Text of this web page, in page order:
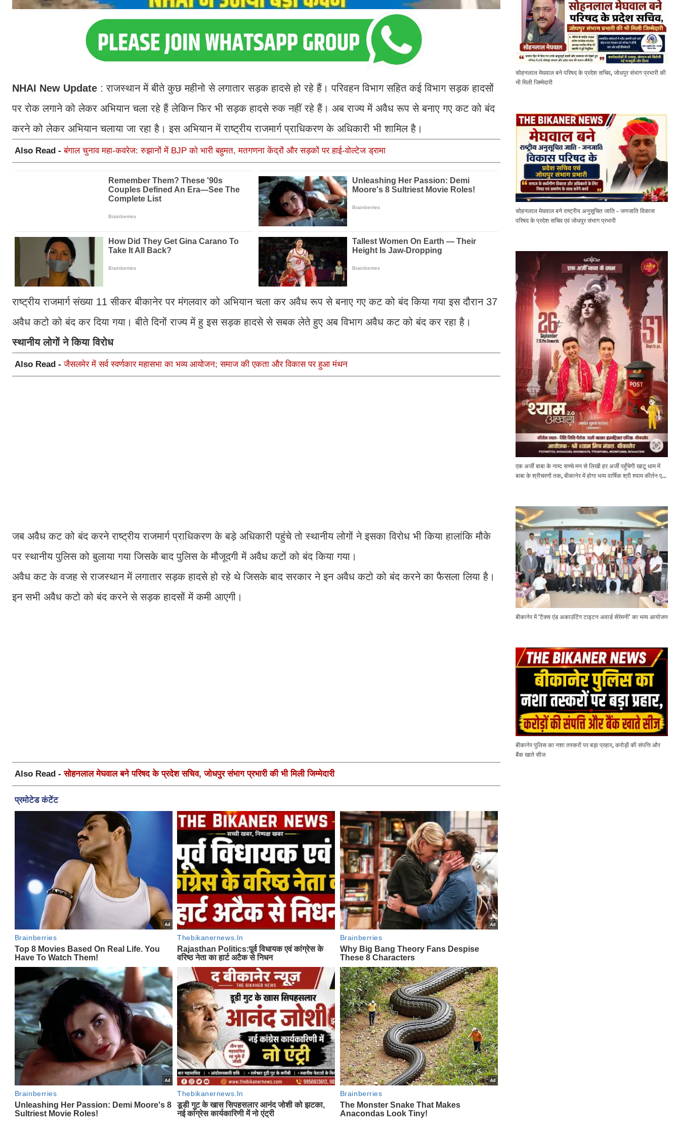
NHAI New Update : राजस्थान में बीते कुछ महीनो से लगातार सड़क हादसे हो रहे हैं। परिवहन विभाग सहित कई विभाग सड़क हादसों
पर रोक लगाने को लेकर अभियान चला रहे हैं लेकिन फिर भी सड़क हादसे रुक नहीं रहे हैं। अब राज्य में अवैध रूप से बनाए गए कट को बंद
करने को लेकर अभियान चलाया जा रहा है। इस अभियान में राष्ट्रीय राजमार्ग प्राधिकरण के अधिकारी भी शामिल है।
Also Read -बंगाल चुनाव महा-कवरेज: रुझानों में BJP को भारी बहुमत, मतगणना केंद्रों और सड़कों पर हाई-वोल्टेज ड्रामा
राष्ट्रीय राजमार्ग संख्या 11 सीकर बीकानेर पर मंगलवार को अभियान चला कर अवैध रूप से बनाए गए कट को बंद किया गया इस दौरान 37
अवैध कटो को बंद कर दिया गया। बीते दिनों राज्य में हु इस सड़क हादसे से सबक लेते हुए अब विभाग अवैध कट को बंद कर रहा है।
स्थानीय लोगों ने किया विरोध
Also Read -जैसलमेर में सर्व स्वर्णकार महासभा का भव्य आयोजन; समाज की एकता और विकास पर हुआ मंथन
जब अवैध कट को बंद करने राष्ट्रीय राजमार्ग प्राधिकरण के बड़े अधिकारी पहुंचे तो स्थानीय लोगों ने इसका विरोध भी किया हालांकि मौके
पर स्थानीय पुलिस को बुलाया गया जिसके बाद पुलिस के मौजूदगी में अवैध कटों को बंद किया गया।
अवैध कट के वजह से राजस्थान में लगातार सड़क हादसे हो रहे थे जिसके बाद सरकार ने इन अवैध कटो को बंद करने का फैसला लिया है।
इन सभी अवैध कटो को बंद करने से सड़क हादसों में कमी आएगी।
Also Read -सोहनलाल मेघवाल बने परिषद के प्रदेश सचिव, जोधपुर संभाग प्रभारी की भी मिली जिम्मेदारी
सोहनलाल मेघवाल बने परिषद के प्रदेश सचिव, जोधपुर संभाग प्रभारी की
भी मिली जिम्मेदारी
सोहनलाल मेघवाल बने राष्ट्रीय अनुसूचित जाति - जनजाति विकास
परिषद के प्रदेश सचिव एवं जोधपुर संभाग प्रभारी
एक अर्जी बाबा के नाम: सच्चे मन से लिखी हर अर्जी पहुँचेगी खाटू धाम में
बाबा के श्रीचरणों तक, बीकानेर में होगा भव्य वार्षिक श्री श्याम कीर्तन एवं
बीकानेर में ‘टैक्स एंड अकाउंटिंग टाइटन अवार्ड सेरेमनी’ का भव्य आयोजन
बीकानेर पुलिस का नशा तस्करों पर बड़ा प्रहार, करोड़ों की संपत्ति और
बैंक खाते सीज